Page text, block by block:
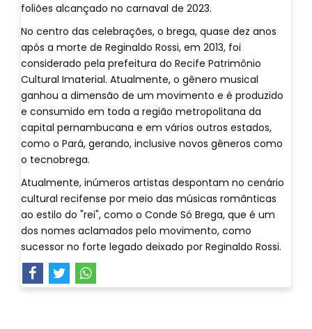
foliões alcançado no carnaval de 2023.
No centro das celebrações, o brega, quase dez anos
após a morte de Reginaldo Rossi, em 2013, foi
considerado pela prefeitura do Recife Patrimônio
Cultural Imaterial. Atualmente, o gênero musical
ganhou a dimensão de um movimento e é produzido
e consumido em toda a região metropolitana da
capital pernambucana e em vários outros estados,
como o Pará, gerando, inclusive novos gêneros como
o tecnobrega.
Atualmente, inúmeros artistas despontam no cenário
cultural recifense por meio das músicas românticas
ao estilo do "rei", como o Conde Só Brega, que é um
dos nomes aclamados pelo movimento, como
sucessor no forte legado deixado por Reginaldo Rossi.